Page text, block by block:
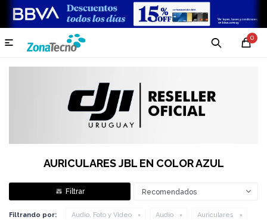
0

AURICULARES JBL EN COLOR AZUL
Recomendados
Filtrando por: Audio, Foto y Video Audio
Auriculares